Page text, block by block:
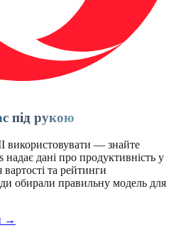
під рукою
використовувати — знайте
дані про продуктивність у
та рейтинги
обирали правильну модель для
→